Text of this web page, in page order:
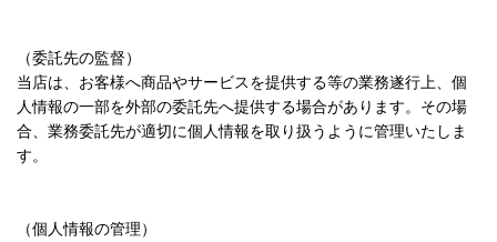
（委託先の監督）
当店は、お客様へ商品やサービスを提供する等の業務遂行上、個
人情報の一部を外部の委託先へ提供する場合があります。その場
合、業務委託先が適切に個人情報を取り扱うように管理いたしま
す。
（個人情報の管理）